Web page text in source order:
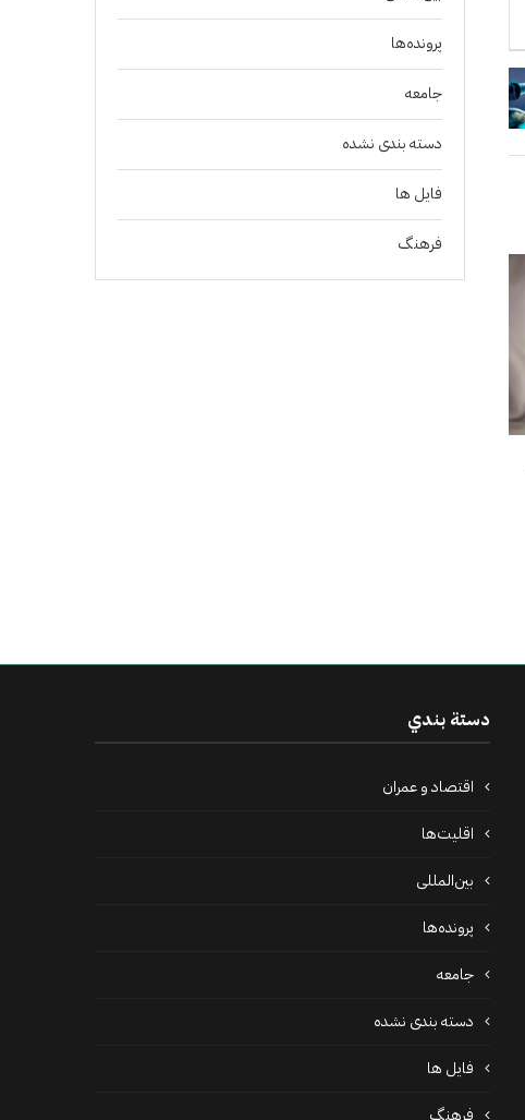
پرونده‌ها
جامعه
دسته بندی نشده
فايل ها
فرهنگ
دستة بندي
اقتصاد و عمران
اقلیت‌ها
بین‌المللی
پرونده‌ها
جامعه
دسته بندی نشده
فايل ها
فرهنگ